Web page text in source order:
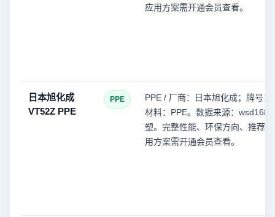
应用方案需开通会员查看。
日本旭化成
VT52Z PPE
PPE
PPE / 厂商：日本旭化成；牌号：
材料：PPE。数据来源：wsd168(
塑。完整性能、环保方向、推荐
用方案需开通会员查看。